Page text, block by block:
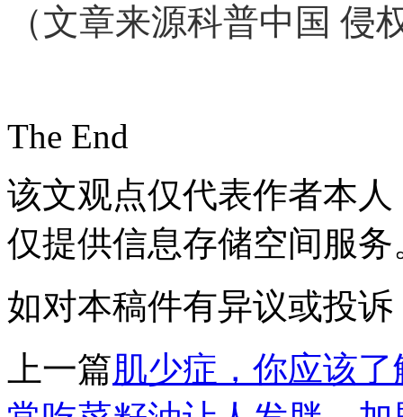
（文章来源科普中国 侵
The End
该文观点仅代表作者本
仅提供信息存储空间服务
如对本稿件有异议或投诉
上一篇肌少症，你应该